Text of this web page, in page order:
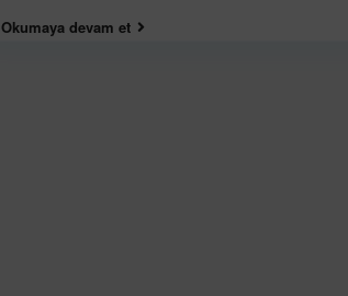
Okumaya devam et